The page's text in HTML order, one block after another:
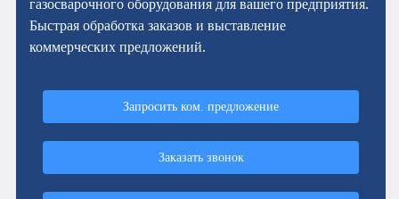
газосварочного оборудования для вашего предприятия.
Быстрая обработка заказов и выставление
коммерческих предложений.
Запросить ком. предложение
Заказать звонок